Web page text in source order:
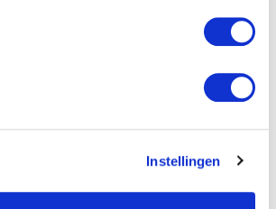
Instellingen